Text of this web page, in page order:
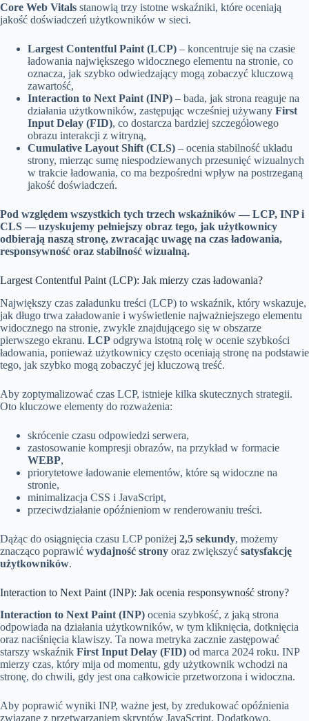
Core Web Vitals stanowią trzy istotne wskaźniki, które oceniają
jakość doświadczeń użytkowników w sieci.
Largest Contentful Paint (LCP) – koncentruje się na czasie
ładowania największego widocznego elementu na stronie, co
oznacza, jak szybko odwiedzający mogą zobaczyć kluczową
zawartość,
Interaction to Next Paint (INP) – bada, jak strona reaguje na
działania użytkowników, zastępując wcześniej używany First
Input Delay (FID), co dostarcza bardziej szczegółowego
obrazu interakcji z witryną,
Cumulative Layout Shift (CLS) – ocenia stabilność układu
strony, mierząc sumę niespodziewanych przesunięć wizualnych
w trakcie ładowania, co ma bezpośredni wpływ na postrzeganą
jakość doświadczeń.
Pod względem wszystkich tych trzech wskaźników — LCP, INP i
CLS — uzyskujemy pełniejszy obraz tego, jak użytkownicy
odbierają naszą stronę, zwracając uwagę na czas ładowania,
responsywność oraz stabilność wizualną.
Largest Contentful Paint (LCP): Jak mierzy czas ładowania?
Największy czas załadunku treści (LCP) to wskaźnik, który wskazuje,
jak długo trwa załadowanie i wyświetlenie najważniejszego elementu
widocznego na stronie, zwykle znajdującego się w obszarze
pierwszego ekranu. LCP odgrywa istotną rolę w ocenie szybkości
ładowania, ponieważ użytkownicy często oceniają stronę na podstawie
tego, jak szybko mogą zobaczyć jej kluczową treść.
Aby zoptymalizować czas LCP, istnieje kilka skutecznych strategii.
Oto kluczowe elementy do rozważenia:
skrócenie czasu odpowiedzi serwera,
zastosowanie kompresji obrazów, na przykład w formacie
WEBP,
priorytetowe ładowanie elementów, które są widoczne na
stronie,
minimalizacja CSS i JavaScript,
przeciwdziałanie opóźnieniom w renderowaniu treści.
Dążąc do osiągnięcia czasu LCP poniżej 2,5 sekundy, możemy
znacząco poprawić wydajność strony oraz zwiększyć satysfakcję
użytkowników.
Interaction to Next Paint (INP): Jak ocenia responsywność strony?
Interaction to Next Paint (INP) ocenia szybkość, z jaką strona
odpowiada na działania użytkowników, w tym kliknięcia, dotknięcia
oraz naciśnięcia klawiszy. Ta nowa metryka zacznie zastępować
starszy wskaźnik First Input Delay (FID) od marca 2024 roku. INP
mierzy czas, który mija od momentu, gdy użytkownik wchodzi na
stronę, do chwili, gdy jest ona całkowicie przetworzona i widoczna.
Aby poprawić wyniki INP, ważne jest, by zredukować opóźnienia
związane z przetwarzaniem skryptów JavaScript. Dodatkowo,